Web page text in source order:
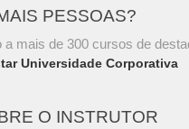
PESSOAS?
mais de 300 cursos de
Universidade Corporativa
O INSTRUTOR